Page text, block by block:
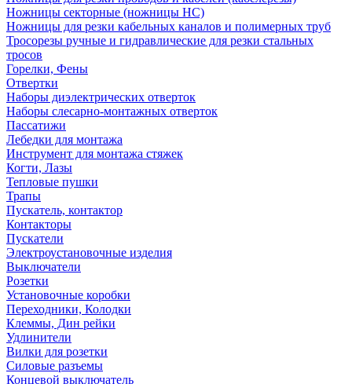
Ножницы секторные (ножницы НС)
Ножницы для резки кабельных каналов и полимерных труб
Тросорезы ручные и гидравлические для резки стальных
тросов
Горелки, Фены
Отвертки
Наборы диэлектрических отверток
Наборы слесарно-монтажных отверток
Пассатижи
Лебедки для монтажа
Инструмент для монтажа стяжек
Когти, Лазы
Тепловые пушки
Трапы
Пускатель, контактор
Контакторы
Пускатели
Электроустановочные изделия
Выключатели
Розетки
Установочные коробки
Переходники, Колодки
Клеммы, Дин рейки
Удлинители
Вилки для розетки
Силовые разъемы
Концевой выключатель